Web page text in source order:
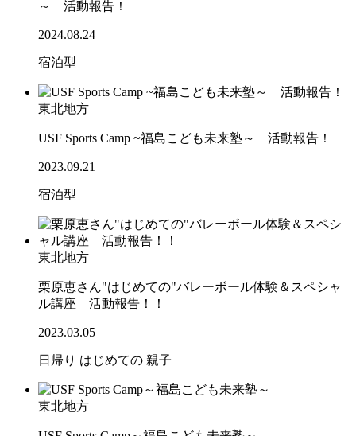
～ 活動報告！
2024.08.24
宿泊型
東北地方
USF Sports Camp ~福島こども未来塾～ 活動報告！
2023.09.21
宿泊型
東北地方
栗原恵さん"はじめての"バレーボール体験＆スペシャ
ル講座 活動報告！！
2023.03.05
日帰り はじめての 親子
東北地方